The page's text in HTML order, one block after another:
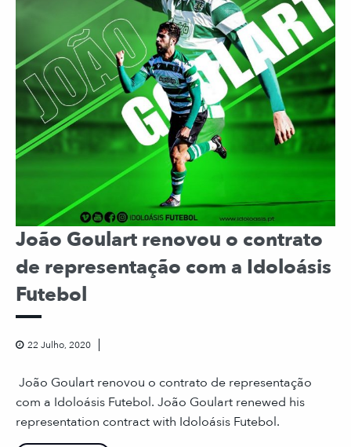
João Goulart renovou o contrato
de representação com a Idoloásis
Futebol
22 Julho, 2020
João Goulart renovou o contrato de representação
com a Idoloásis Futebol. João Goulart renewed his
representation contract with Idoloásis Futebol.